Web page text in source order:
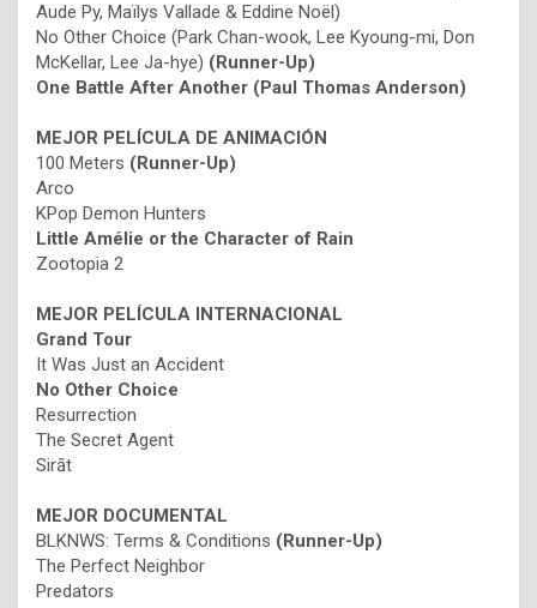
Aude Py, Maïlys Vallade & Eddine Noël)
No Other Choice (Park Chan-wook, Lee Kyoung-mi, Don
McKellar, Lee Ja-hye) (Runner-Up)
One Battle After Another (Paul Thomas Anderson)
MEJOR PELÍCULA DE ANIMACIÓN
100 Meters (Runner-Up)
Arco
KPop Demon Hunters
Little Amélie or the Character of Rain
Zootopia 2
MEJOR PELÍCULA INTERNACIONAL
Grand Tour
It Was Just an Accident
No Other Choice
Resurrection
The Secret Agent
Sirāt
MEJOR DOCUMENTAL
BLKNWS: Terms & Conditions (Runner-Up)
The Perfect Neighbor
Predators